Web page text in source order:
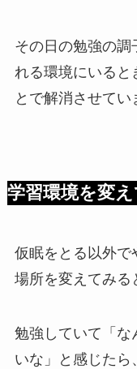
その日の勉強の調
れる環境にいると
とで解消させてい
学習環境を変
仮眠をとる以外で
場所を変えてみる
勉強していて「な
いな」と感じた